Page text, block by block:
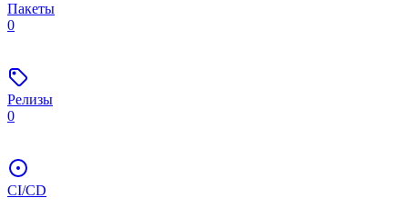
Пакеты
0
Релизы
0
CI/CD